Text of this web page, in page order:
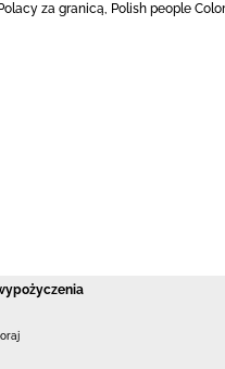
za granicą, Polish people